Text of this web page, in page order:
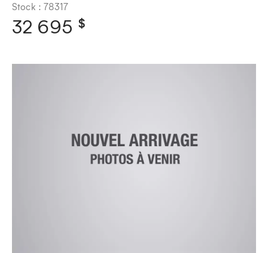
Stock : 78317
32 695 $